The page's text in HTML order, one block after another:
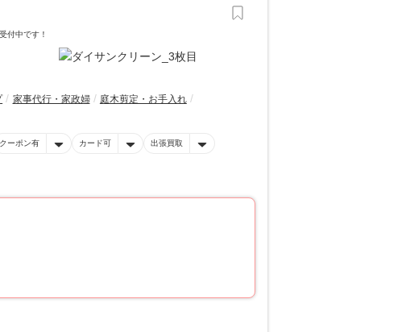
付中です！
家事代行・家政婦
庭木剪定・お手入れ
クーポン有 カード可 出張買取